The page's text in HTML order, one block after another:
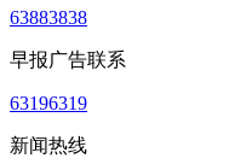
63883838
早报广告联系
63196319
新闻热线